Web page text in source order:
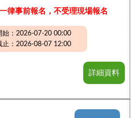
律事前報名，不受理現場報名
始：2026-07-20 00:00
止：2026-08-07 12:00
詳細資料